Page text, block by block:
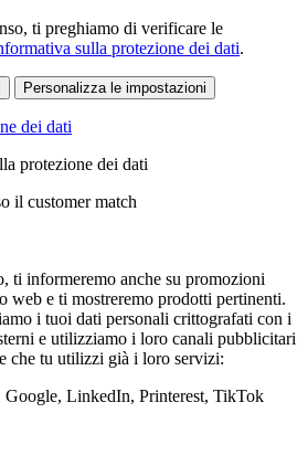
ti preghiamo di verificare le
sulla protezione dei dati.
Personalizza le impostazioni
dei dati
protezione dei dati
il customer match
ti informeremo anche su promozioni
web e ti mostreremo prodotti pertinenti.
i tuoi dati personali crittografati con i
e utilizziamo i loro canali pubblicitari
che tu utilizzi già i loro servizi:
LinkedIn, Printerest, TikTok